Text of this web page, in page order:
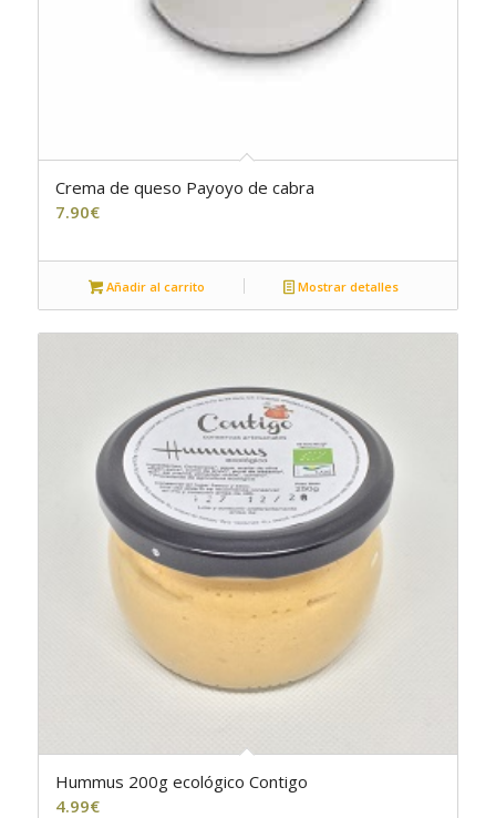
4.00
Crema de queso Payoyo de cabra
7.90€
Añadir al carrito Mostrar detalles
Hummus 200g ecológico Contigo
4.99€